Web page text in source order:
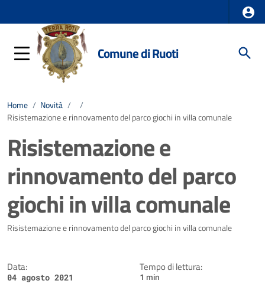
Comune di Ruoti
Home / Novità /
/
Risistemazione e rinnovamento del parco giochi in villa comunale
Risistemazione e
rinnovamento del parco
giochi in villa comunale
Dettagli della notizia
Risistemazione e rinnovamento del parco giochi in villa comunale
Data:
04 agosto 2021
Tempo di lettura:
1 min